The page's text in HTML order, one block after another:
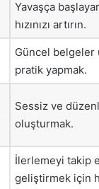
Yavaşça
hızınızı artırın.
Güncel
pratik yapmak.
Sessiz ve
oluşturmak.
İlerlemeyi takip
geliştirmek için